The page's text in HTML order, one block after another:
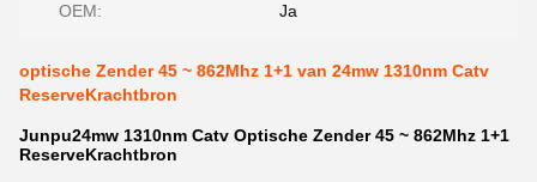
OEM: Ja
optische Zender 45 ~ 862Mhz 1+1 van 24mw 1310nm Catv
ReserveKrachtbron
Junpu24mw 1310nm Catv Optische Zender 45 ~ 862Mhz 1+1
ReserveKrachtbron